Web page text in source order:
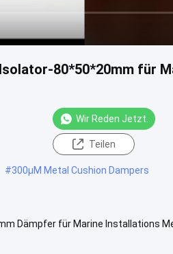
80*50*20mm für
Wir Reden Jetzt.
Teilen
#300μM Metal Cushion Dampers
Dämpfer für Marine Installations